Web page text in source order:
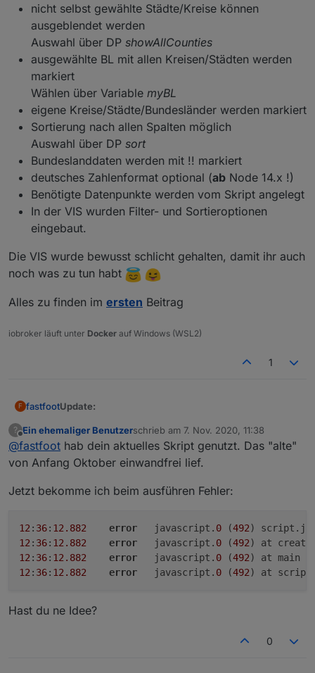
Die Daten stehen als JSON und HTML Tabelle zur
Verfügung, um sie in VIS darstellen zu können
Adapter neue Daten liefert
Bewertung mit Ampelfarben
Wahlweise können alle Landkreisdaten des
Covid19 Adapters angezeigt werden
Thread nachlesen, die neueste Version befindet
sich immer in diesem Beitrag
Skript für 7 Tage Werte aller Landkreise
Simples VIS Template alle Daten
(erfordert den inventwo widget Adapter)
nicht selbst gewählte Städte/Kreise können
ausgeblendet werden
Auswahl über DP showAllCounties
ausgewählte BL mit allen Kreisen/Städten werden
markiert
Wählen über Variable myBL
eigene Kreise/Städte/Bundesländer werden markiert
Sortierung nach allen Spalten möglich
Auswahl über DP sort
Bundeslanddaten werden mit !! markiert
deutsches Zahlenformat optional (ab Node 14.x !)
Benötigte Datenpunkte werden vom Skript angelegt
In der VIS wurden Filter- und Sortieroptionen
eingebaut.
Die VIS wurde bewusst schlicht gehalten, damit ihr auch
noch was zu tun habt
Alles zu finden im ersten Beitrag
iobroker läuft unter Docker auf Windows (WSL2)
1
F fastfootUpdate:
Daten der Bundesländer hinzugefügt
Auswahl über DP showFederalStates
Option, um nur die Daten der Bundesländer
Auswahl über DPshowFederalStatesOnly
Auswahl über DPshowAllCounties
ausgewählte BL mit allen Kreisen/Städten werden
markiert
Wählen über Variable
myBL
eigene Kreise/Städte/Bundesländer werden
Sortierung nach allen Spalten möglich
ab
Node 14.x !)
Die VIS wurde bewusst schlicht gehalten, damit ihr
auch noch was zu tun habt
Alles zu finden im
?
Offline
Ein ehemaliger Benutzerschrieb am 7. Nov. 2020, 11:38
zuletzt editiert von
@fastfoot hab dein aktuelles Skript genutzt. Das "alte"
von Anfang Oktober einwandfrei lief.
Jetzt bekomme ich beim ausführen Fehler:
12 : 36: 12.882 error
	javascript.
0 (492)
12 : 36: 12.882 error
	javascript.
0 (492) at
12 : 36: 12.882 error
	javascript.
0 (492) at main
12 : 36: 12.882 error
	javascript.
0 (492) at
Hast du ne Idee?
0